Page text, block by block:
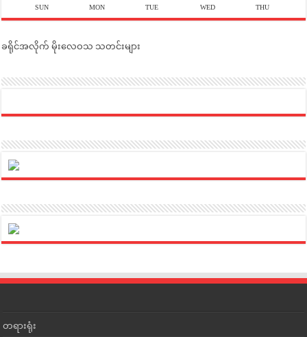
SUN MON TUE WED THU
ခရိုင်အလိုက် မိုးလေဝသ သတင်းများ
တရားရုံး